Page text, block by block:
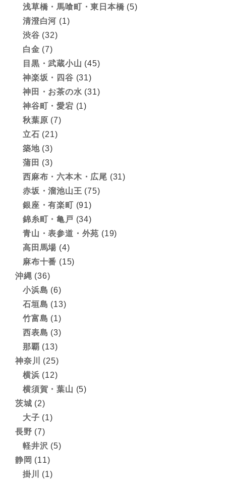
浅草橋・馬喰町・東日本橋 (5)
清澄白河 (1)
渋谷 (32)
白金 (7)
目黒・武蔵小山 (45)
神楽坂・四谷 (31)
神田・お茶の水 (31)
神谷町・愛宕 (1)
秋葉原 (7)
立石 (21)
築地(3)
蒲田 (3)
西麻布・六本木・広尾 (31)
赤坂・溜池山王 (75)
銀座・有楽町 (91)
錦糸町・亀戸 (34)
青山・表参道・外苑 (19)
高田馬場 (4)
麻布十番 (15)
沖縄 (36)
小浜島 (6)
石垣島 (13)
竹富島 (1)
西表島 (3)
那覇 (13)
神奈川
(25)
横浜 (12)
横須賀・葉山 (5)
茨城 (2)
大子 (1)
長野 (7)
軽井沢 (5)
静岡 (11)
掛川
(1)